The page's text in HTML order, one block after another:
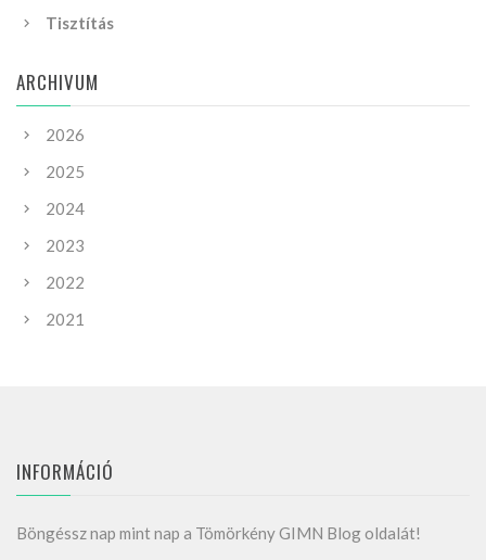
Tisztítás
ARCHIVUM
2026
2025
2024
2023
2022
2021
INFORMÁCIÓ
Böngéssz nap mint nap a Tömörkény GIMN Blog oldalát!